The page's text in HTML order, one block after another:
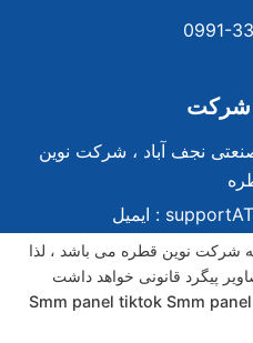
0991-
شرکت
نجف آباد ، شرکت نوین
ایمیل :
شرکت نوین قطره می باشد ، لذا
Smm panel tiktok Smm